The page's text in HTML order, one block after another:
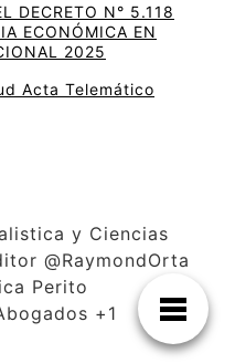
DECRETO N° 5.118
ECONÓMICA EN
2025
Acta Telemático
y Ciencias
@RaymondOrta
Perito
+1